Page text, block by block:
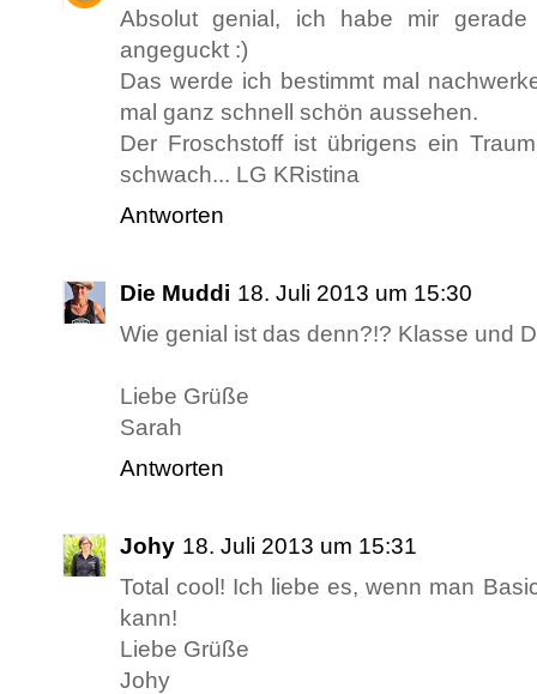
Absolut genial, ich habe mir
angeguckt :)
Das werde ich bestimmt mal
mal ganz schnell schön aussehen.
Der Froschstoff ist übrigens ein
schwach... LG KRistina
Antworten
Die Muddi 18. Juli 2013 um 15:30
Wie genial ist das denn?!? Klasse und
Liebe Grüße
Sarah
Antworten
Johy 18. Juli 2013 um 15:31
Total cool! Ich liebe es, wenn man
kann!
Liebe Grüße
Johy